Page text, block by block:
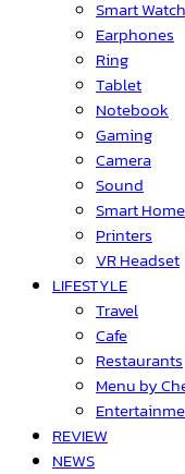
Smart Watch
Earphones
Ring
Tablet
Notebook
Gaming
Camera
Sound
Smart Home
Printers
VR Headset
LIFESTYLE
Travel
Cafe
Restaurants
Menu by
REVIEW
NEWS